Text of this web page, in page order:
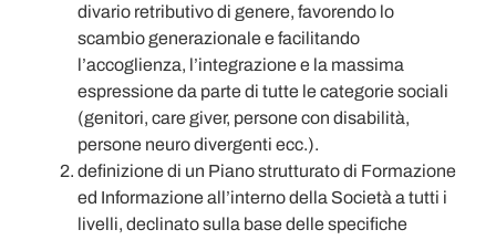
divario retributivo di genere, favorendo lo
scambio generazionale e facilitando
l’accoglienza, l’integrazione e la massima
espressione da parte di tutte le categorie sociali
(genitori, care giver, persone con disabilità,
persone neuro divergenti ecc.).
definizione di un Piano strutturato di Formazione
ed Informazione all’interno della Società a tutti i
livelli, declinato sulla base delle specifiche